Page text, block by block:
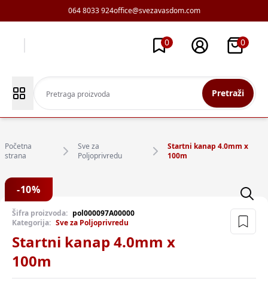
064 8033 924office@svezavasdom.com
0 0
Pretraži
Početna
strana
Sve za
Poljoprivredu
Startni kanap 4.0mm x
100m
-10%
Šifra proizvoda: pol000097A00000
Kategorija: Sve za Poljoprivredu
Startni kanap 4.0mm x
100m